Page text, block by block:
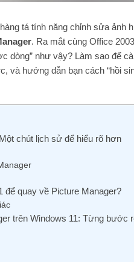
tá tính năng chỉnh sửa ảnh
. Ra mắt cùng Office
dòng” như vậy? Làm sao để
và hướng dẫn bạn cách “hồi
chút lịch sử để hiểu rõ hơn
để quay về Picture Manager?
trên Windows 11: Từng bước